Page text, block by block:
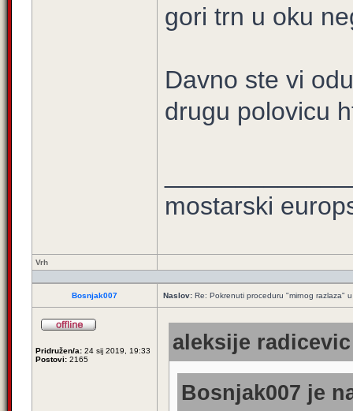
gori trn u oku
Davno ste vi
drugu polovicu
mostarski
Vrh
Bosnjak007 Naslov: Re: Pokrenuti proceduru "mirnog razlaza"
Pridružen/a: 24 sij 2019, 19:33
Postovi: 2165
aleksije
Bosnjak007 je